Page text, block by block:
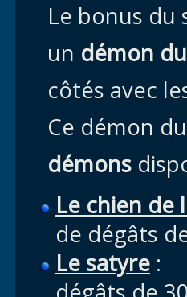
Le bonus du
un démon
côtés avec
Ce démon
démons
Le chien de
de dégâts
Le satyre